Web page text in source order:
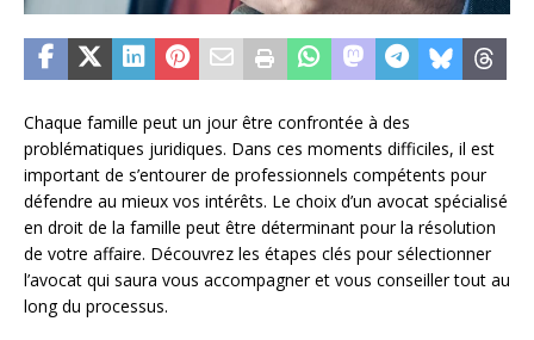
Chaque famille peut un jour être confrontée à des
problématiques juridiques. Dans ces moments difficiles, il est
important de s’entourer de professionnels compétents pour
défendre au mieux vos intérêts. Le choix d’un avocat spécialisé
en droit de la famille peut être déterminant pour la résolution
de votre affaire. Découvrez les étapes clés pour sélectionner
l’avocat qui saura vous accompagner et vous conseiller tout au
long du processus.